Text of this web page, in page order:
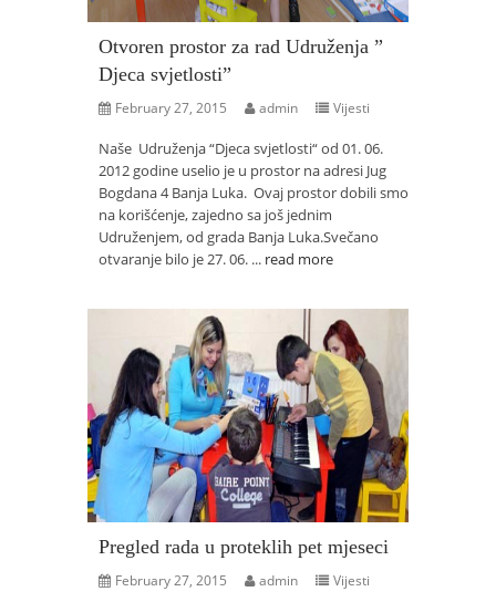
Otvoren prostor za rad Udruženja ”
Djeca svjetlosti”
February 27, 2015 admin Vijesti
Naše Udruženja “Djeca svjetlosti“ od 01. 06.
2012 godine uselio je u prostor na adresi Jug
Bogdana 4 Banja Luka. Ovaj prostor dobili smo
na korišćenje, zajedno sa još jednim
Udruženjem, od grada Banja Luka.Svečano
otvaranje bilo je 27. 06. ... read more
Pregled rada u proteklih pet mjeseci
February 27, 2015 admin Vijesti